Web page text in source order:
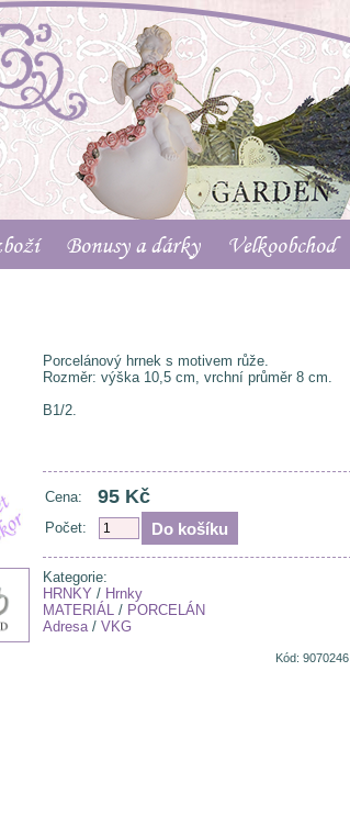
Bonusy a dárky Velkoobchod
Porcelánový hrnek s motivem růže.
Rozměr: výška 10,5 cm, vrchní průměr 8 cm.
B1/2.
Cena: 95 Kč
Počet:
Kategorie:
HRNKY / Hrnky
MATERIÁL / PORCELÁN
Adresa/ VKG
Kód: 9070246